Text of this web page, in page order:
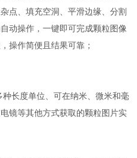
点、填充空洞、平滑边缘、分割
动操作，一键即可完成颗粒图像
操作简便且结果可靠；
长度单位、可在纳米、微米和毫
镜等其他方式获取的颗粒图片实